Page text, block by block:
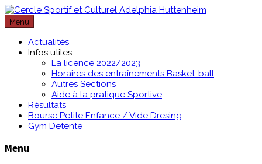
Passer
au
contenu
Menu
Actualités
Infos utiles
La licence 2022/2023
Horaires des entraînements Basket-ball
Autres Sections
Aide à la pratique Sportive
Résultats
Bourse Petite Enfance / Vide Dresing
Gym Detente
Menu